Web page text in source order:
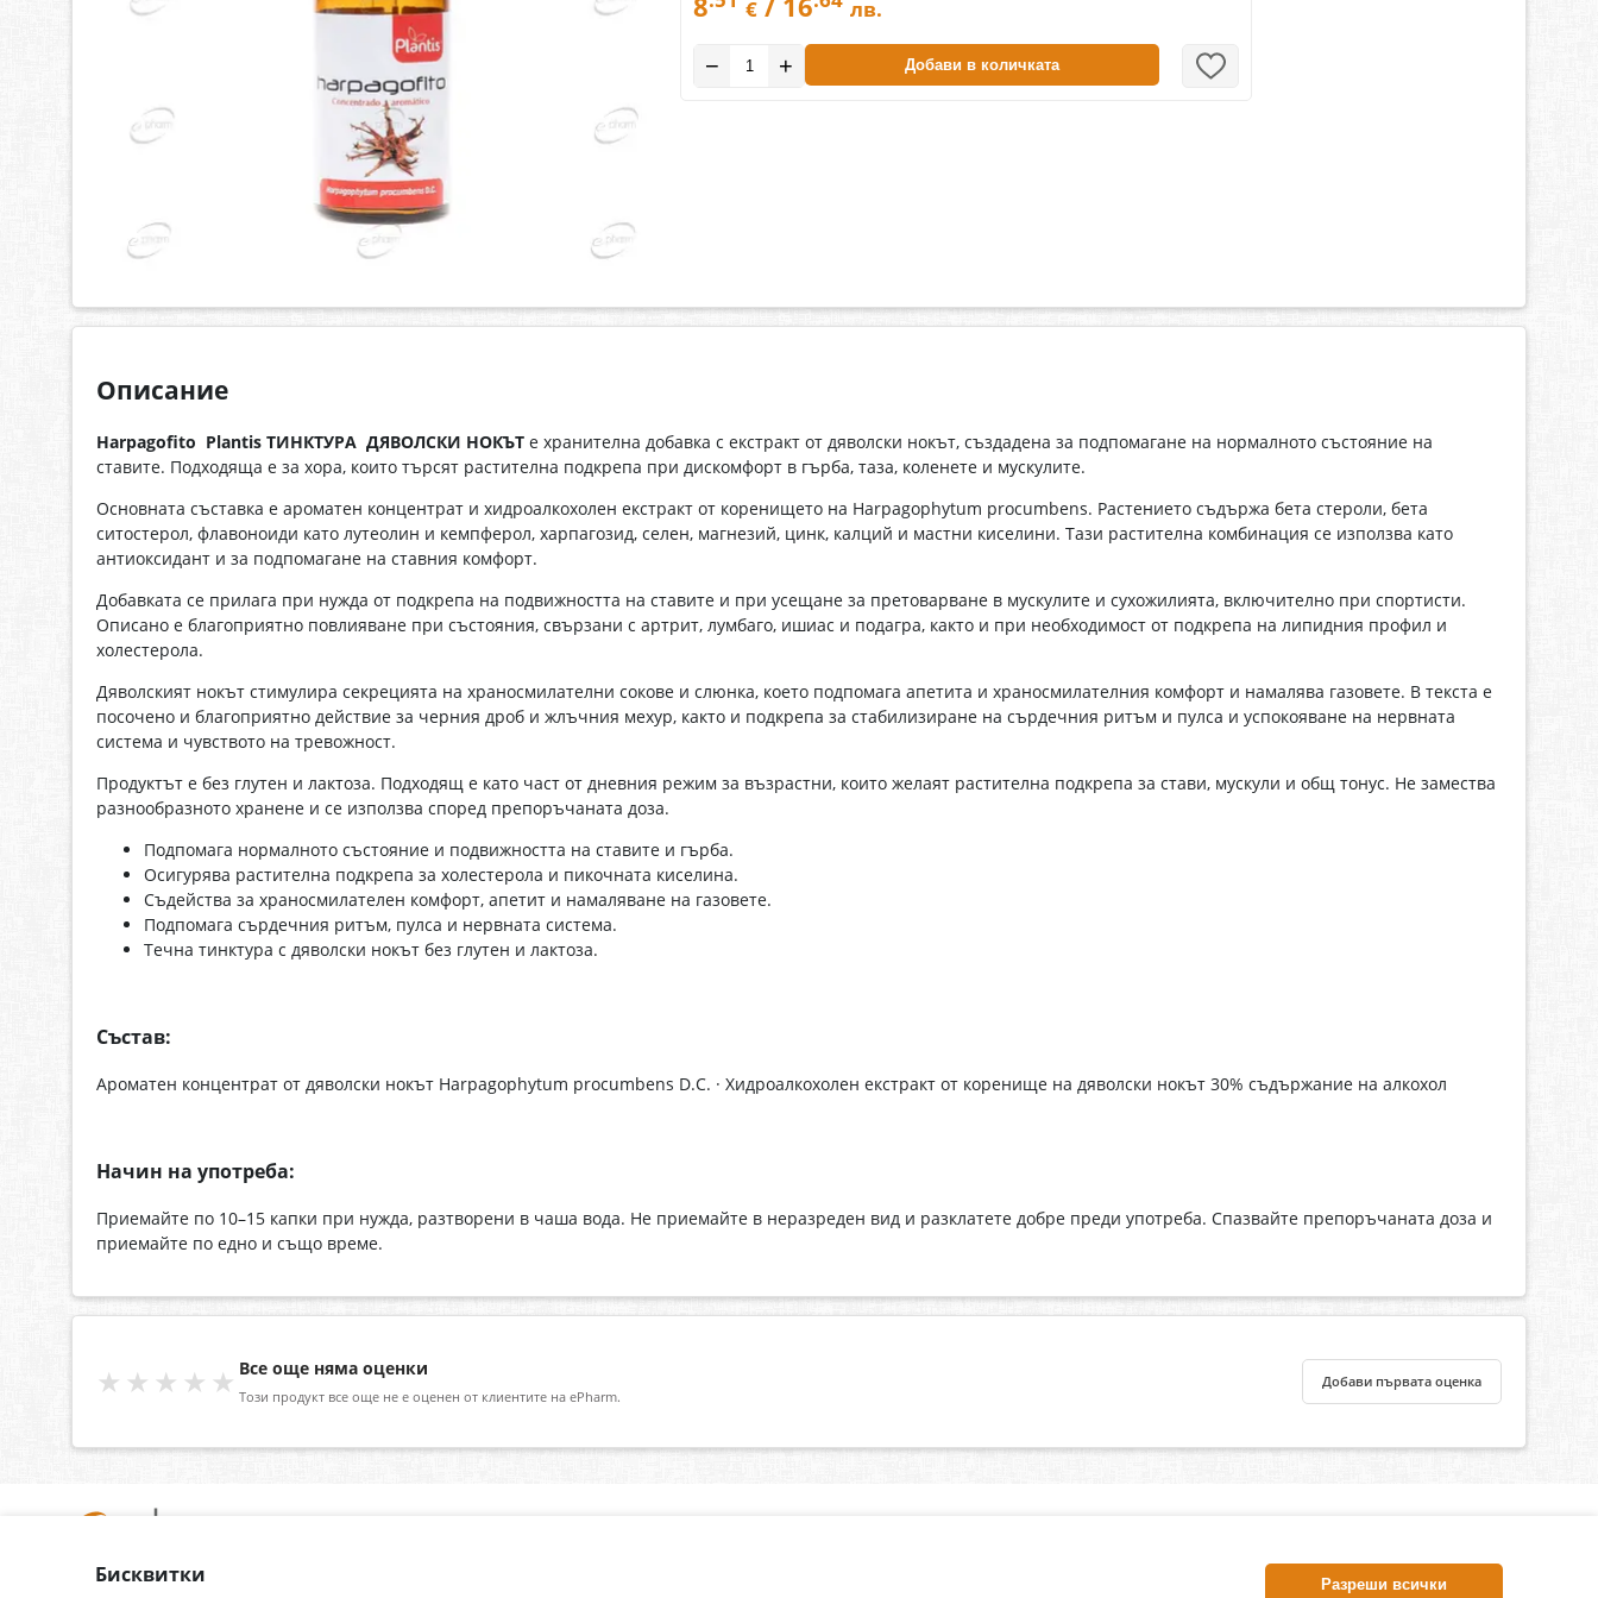
€ лв.
− + Добави в количката
Описание
Harpagofito Plantis ТИНКТУРА ДЯВОЛСКИ НОКЪТ е хранителна добавка с екстракт от дяволски нокът, създадена за подпомагане на нормалното състояние на
ставите. Подходяща е за хора, които търсят растителна подкрепа при дискомфорт в гърба, таза, коленете и мускулите.
Основната съставка е ароматен концентрат и хидроалкохолен екстракт от коренището на Harpagophytum procumbens. Растението съдържа бета стероли, бета
ситостерол, флавоноиди като лутеолин и кемпферол, харпагозид, селен, магнезий, цинк, калций и мастни киселини. Тази растителна комбинация се използва като
антиоксидант и за подпомагане на ставния комфорт.
Добавката се прилага при нужда от подкрепа на подвижността на ставите и при усещане за претоварване в мускулите и сухожилията, включително при спортисти.
Описано е благоприятно повлияване при състояния, свързани с артрит, лумбаго, ишиас и подагра, както и при необходимост от подкрепа на липидния профил и
холестерола.
Дяволският нокът стимулира секрецията на храносмилателни сокове и слюнка, което подпомага апетита и храносмилателния комфорт и намалява газовете. В текста е
посочено и благоприятно действие за черния дроб и жлъчния мехур, както и подкрепа за стабилизиране на сърдечния ритъм и пулса и успокояване на нервната
система и чувството на тревожност.
Продуктът е без глутен и лактоза. Подходящ е като част от дневния режим за възрастни, които желаят растителна подкрепа за стави, мускули и общ тонус. Не замества
разнообразното хранене и се използва според препоръчаната доза.
Подпомага нормалното състояние и подвижността на ставите и гърба.
Осигурява растителна подкрепа за холестерола и пикочната киселина.
Съдейства за храносмилателен комфорт, апетит и намаляване на газовете.
Подпомага сърдечния ритъм, пулса и нервната система.
Течна тинктура с дяволски нокът без глутен и лактоза.
Състав:
Ароматен концентрат от дяволски нокът Harpagophytum procumbens D.C. · Хидроалкохолен екстракт от коренище на дяволски нокът 30% съдържание на алкохол
Начин на употреба:
Приемайте по 10–15 капки при нужда, разтворени в чаша вода. Не приемайте в неразреден вид и разклатете добре преди употреба. Спазвайте препоръчаната доза и
приемайте по едно и също време.
★★★★★ Все още няма оценки
Този продукт все още не е оценен от клиентите на ePharm.
Добави първата оценка
За нас Доставка
ePharm.bg е лицензирана онлайн аптека и част от аптеки
Бисквитки Разреши всички